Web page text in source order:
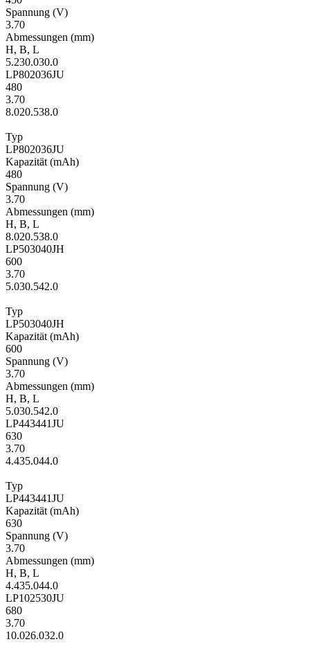
Span­nung (V)
3.70
Ab­mes­sungen (mm)
H, B, L
5.230.030.0
LP802036JU
480
3.70
8.020.538.0
Typ
LP802036JU
Kapa­zität (mAh)
480
Span­nung (V)
3.70
Ab­mes­sungen (mm)
H, B, L
8.020.538.0
LP503040JH
600
3.70
5.030.542.0
Typ
LP503040JH
Kapa­zität (mAh)
600
Span­nung (V)
3.70
Ab­mes­sungen (mm)
H, B, L
5.030.542.0
LP443441JU
630
3.70
4.435.044.0
Typ
LP443441JU
Kapa­zität (mAh)
630
Span­nung (V)
3.70
Ab­mes­sungen (mm)
H, B, L
4.435.044.0
LP102530JU
680
3.70
10.026.032.0